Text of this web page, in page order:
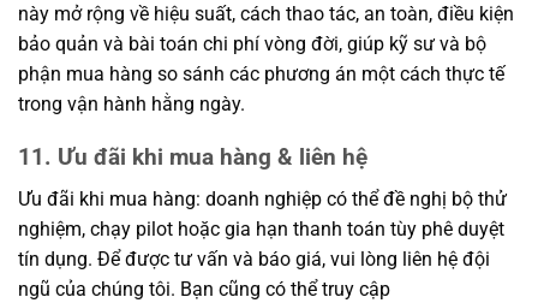
này mở rộng về hiệu suất, cách thao tác, an toàn, điều kiện
bảo quản và bài toán chi phí vòng đời, giúp kỹ sư và bộ
phận mua hàng so sánh các phương án một cách thực tế
trong vận hành hằng ngày.
11. Ưu đãi khi mua hàng & liên hệ
Ưu đãi khi mua hàng: doanh nghiệp có thể đề nghị bộ thử
nghiệm, chạy pilot hoặc gia hạn thanh toán tùy phê duyệt
tín dụng. Để được tư vấn và báo giá, vui lòng liên hệ đội
ngũ của chúng tôi. Bạn cũng có thể truy cập